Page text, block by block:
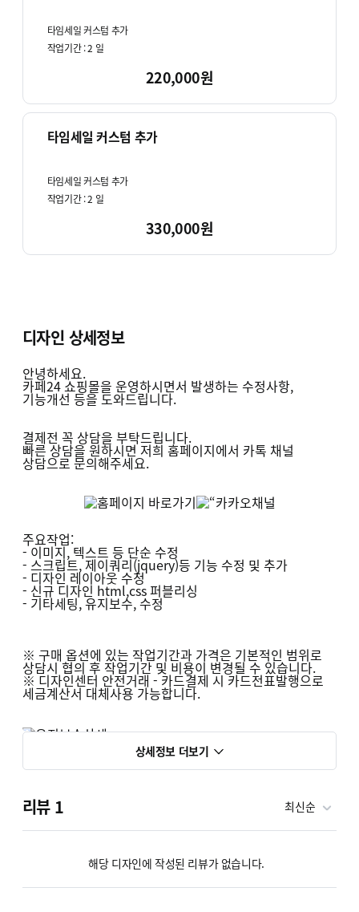
타임세일 커스텀 추가
작업기간 :2 일
220,000원
타임세일 커스텀 추가
타임세일 커스텀 추가
작업기간 :2 일
330,000원
디자인 상세정보
안녕하세요.
카페24 쇼핑몰을 운영하시면서 발생하는 수정사항,
기능개선 등을 도와드립니다.
결제전 꼭 상담을 부탁드립니다.
빠른 상담을 원하시면 저희 홈페이지에서 카톡 채널
상담으로 문의해주세요.
주요작업:
- 이미지, 텍스트 등 단순 수정
- 스크립트, 제이쿼리(jquery)등 기능 수정 및 추가
- 디자인 레이아웃 수정
- 신규 디자인 html,css 퍼블리싱
- 기타세팅, 유지보수, 수정
※ 구매 옵션에 있는 작업기간과 가격은 기본적인 범위로
상담시 협의 후 작업기간 및 비용이 변경될 수 있습니다.
※ 디자인센터 안전거래 - 카드결제 시 카드전표발행으로
세금계산서 대체사용 가능합니다.
상세정보 더보기
리뷰 1 최신순
해당 디자인에 작성된 리뷰가 없습니다.